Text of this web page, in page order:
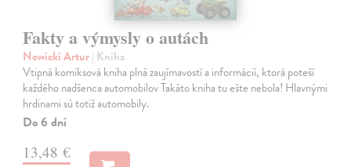
Fakty a výmysly o autách
Nowicki Artur| Kniha
Vtipná komiksová kniha plná zaujímavostí a informácií, ktorá poteší
každého nadšenca automobilov Takáto kniha tu ešte nebola! Hlavnými
hrdinami sú totiž automobily.
Do 6 dní
13,48 €